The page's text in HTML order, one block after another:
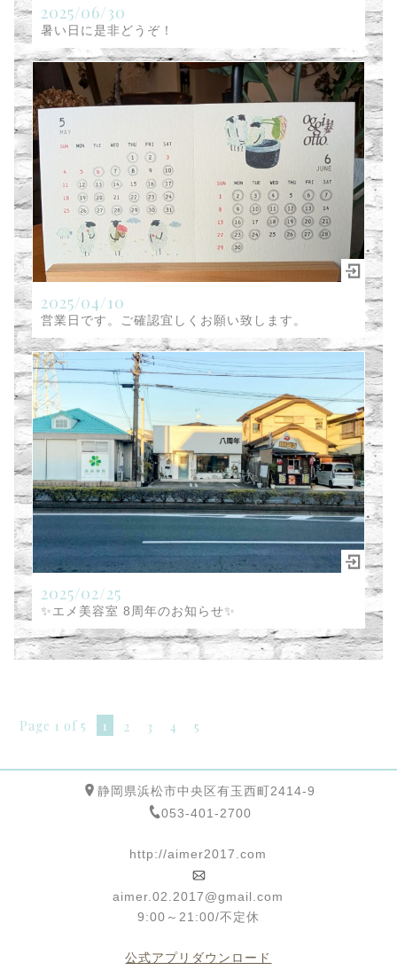
2025/06/30
暑い日に是非どうぞ！
2025/04/10
営業日です。ご確認宜しくお願い致します。
2025/02/25
✨エメ美容室 8周年のお知らせ✨
Page 1 of 5 1 2 3 4 5
静岡県浜松市中央区有玉西町2414-9
053-401-2700
http://aimer2017.com
aimer.02.2017@gmail.com
9:00～21:00/不定休
公式アプリダウンロード